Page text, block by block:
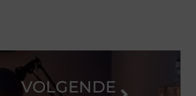
VOLGENDE